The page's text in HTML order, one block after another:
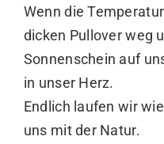
Wenn die
dicken Pullover weg
Sonnenschein auf
in unser Herz.
Endlich laufen wir
uns mit der Natur.